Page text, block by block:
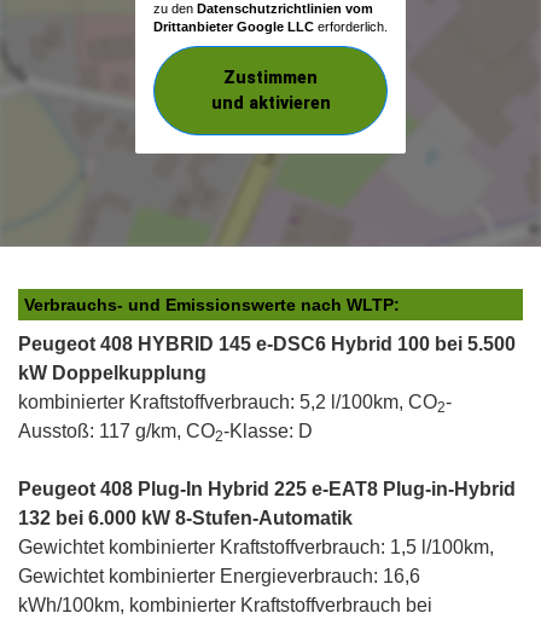
zu den Datenschutzrichtlinien vom
Drittanbieter Google LLC erforderlich.
Zustimmen
und aktivieren
Verbrauchs- und Emissionswerte nach WLTP:
Peugeot 408 HYBRID 145 e-DSC6 Hybrid 100 bei 5.500
kW Doppelkupplung
kombinierter Kraftstoffverbrauch: 5,2 l/100km, CO2-
Ausstoß: 117 g/km, CO2-Klasse: D
Peugeot 408 Plug-In Hybrid 225 e-EAT8 Plug-in-Hybrid
132 bei 6.000 kW 8-Stufen-Automatik
Gewichtet kombinierter Kraftstoffverbrauch: 1,5 l/100km,
Gewichtet kombinierter Energieverbrauch: 16,6
kWh/100km, kombinierter Kraftstoffverbrauch bei